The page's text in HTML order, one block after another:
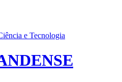
e Tecnologia